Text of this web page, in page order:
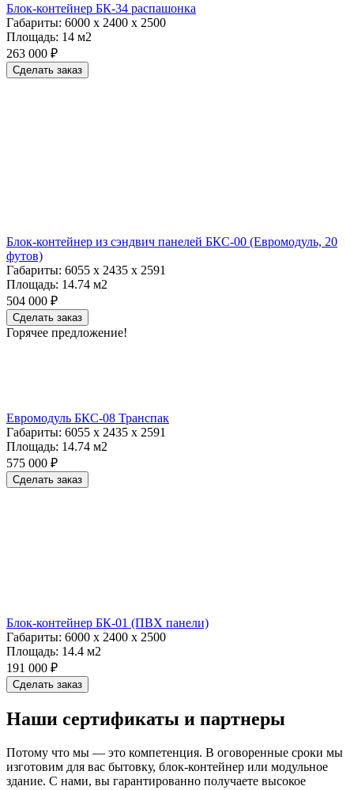
Блок-контейнер БК-34 распашонка
Габариты: 6000 х 2400 х 2500
Площадь: 14 м2
263 000 ₽
Сделать заказ
Блок-контейнер из сэндвич панелей БКС-00 (Евромодуль, 20
футов)
Габариты: 6055 х 2435 х 2591
Площадь: 14.74 м2
504 000 ₽
Сделать заказ
Горячее предложение!
Евромодуль БКС-08 Транспак
Габариты: 6055 х 2435 х 2591
Площадь: 14.74 м2
575 000 ₽
Сделать заказ
Блок-контейнер БК-01 (ПВХ панели)
Габариты: 6000 х 2400 х 2500
Площадь: 14.4 м2
191 000 ₽
Сделать заказ
Наши сертификаты и партнеры
Потому что мы — это компетенция. В оговоренные сроки мы
изготовим для вас бытовку, блок-контейнер или модульное
здание. С нами, вы гарантированно получаете высокое